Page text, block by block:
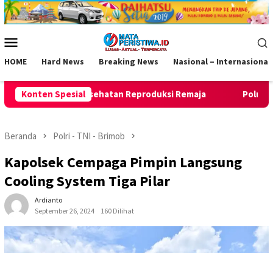
Loncat
ke
Mobile
HOME Hard News Breaking News Nasional – Internasional
Konten Spesial
Remaja Polresta Bandung gerebek gudang
Beranda Polri - TNI - Brimob
Kapolsek Cempaga Pimpin Langsung
Cooling System Tiga Pilar
Ardianto
September 26, 2024
160 Dilihat